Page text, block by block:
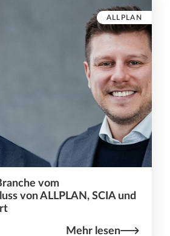
ALLPLAN
vom
von ALLPLAN, SCIA und
Mehr lesen